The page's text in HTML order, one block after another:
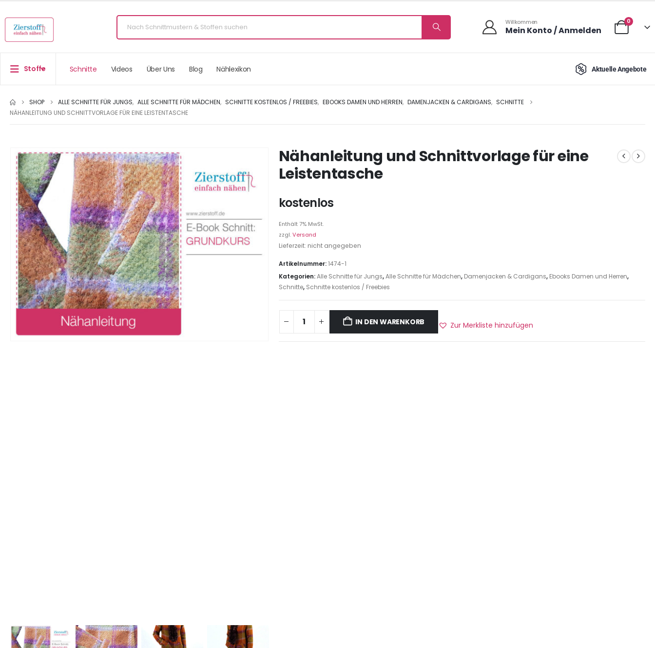
Willkommen
Mein Konto / Anmelden
0
Stoffe Schnitte Videos Über Uns Blog Nählexikon Aktuelle Angebote
SHOP ALLE SCHNITTE FÜR JUNGS, ALLE SCHNITTE FÜR MÄDCHEN, SCHNITTE KOSTENLOS / FREEBIES, EBOOKS DAMEN UND HERREN, DAMENJACKEN & CARDIGANS, SCHNITTE
NÄHANLEITUNG UND SCHNITTVORLAGE FÜR EINE LEISTENTASCHE
Nähanleitung und Schnittvorlage für eine
Leistentasche
kostenlos
Enthält 7% MwSt.
zzgl.Versand
Lieferzeit: nicht angegeben
Artikelnummer:1474-1
Kategorien:Alle Schnitte für Jungs,Alle Schnitte für Mädchen, Damenjacken & Cardigans, Ebooks Damen und Herren,
Schnitte, Schnitte kostenlos / Freebies
IN DEN WARENKORB Zur Merkliste hinzufügen